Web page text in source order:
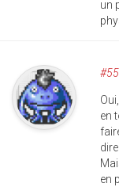
un
en
en